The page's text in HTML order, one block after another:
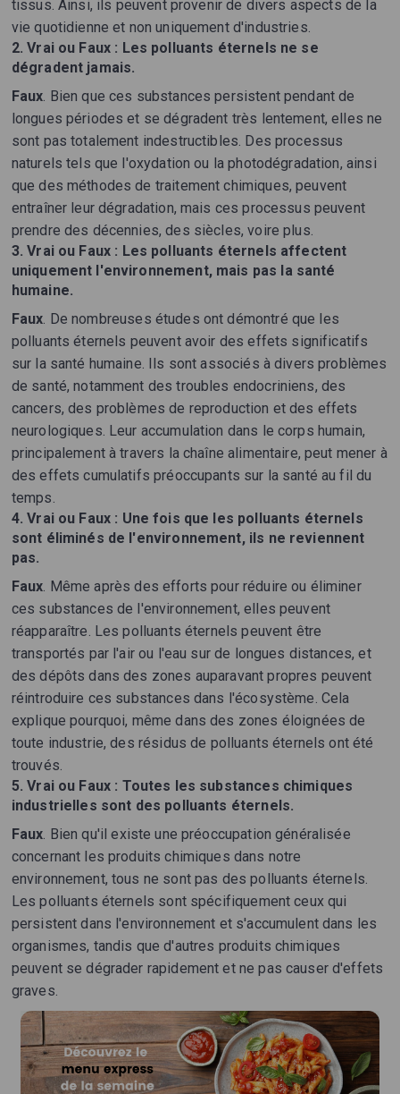
tissus. Ainsi, ils peuvent provenir de divers aspects de la
vie quotidienne et non uniquement d'industries.
2.Vrai ou Faux : Les polluants éternels ne se
dégradent jamais.
Faux. Bien que ces substances persistent pendant de
longues périodes et se dégradent très lentement, elles ne
sont pas totalement indestructibles. Des processus
naturels tels que l'oxydation ou la photodégradation, ainsi
que des méthodes de traitement chimiques, peuvent
entraîner leur dégradation, mais ces processus peuvent
prendre des décennies, des siècles, voire plus.
3.Vrai ou Faux : Les polluants éternels affectent
uniquement l'environnement, mais pas la santé
humaine.
Faux. De nombreuses études ont démontré que les
polluants éternels peuvent avoir des effets significatifs
sur la santé humaine. Ils sont associés à divers problèmes
de santé, notamment des troubles endocriniens, des
cancers, des problèmes de reproduction et des effets
neurologiques. Leur accumulation dans le corps humain,
principalement à travers la chaîne alimentaire, peut mener à
des effets cumulatifs préoccupants sur la santé au fil du
temps.
4.Vrai ou Faux : Une fois que les polluants éternels
sont éliminés de l'environnement, ils ne reviennent
pas.
Faux. Même après des efforts pour réduire ou éliminer
ces substances de l'environnement, elles peuvent
réapparaître. Les polluants éternels peuvent être
transportés par l'air ou l'eau sur de longues distances, et
des dépôts dans des zones auparavant propres peuvent
réintroduire ces substances dans l'écosystème. Cela
explique pourquoi, même dans des zones éloignées de
toute industrie, des résidus de polluants éternels ont été
trouvés.
5.Vrai ou Faux : Toutes les substances chimiques
industrielles sont des polluants éternels.
Faux. Bien qu'il existe une préoccupation généralisée
concernant les produits chimiques dans notre
environnement, tous ne sont pas des polluants éternels.
Les polluants éternels sont spécifiquement ceux qui
persistent dans l'environnement et s'accumulent dans les
organismes, tandis que d'autres produits chimiques
peuvent se dégrader rapidement et ne pas causer d'effets
graves.